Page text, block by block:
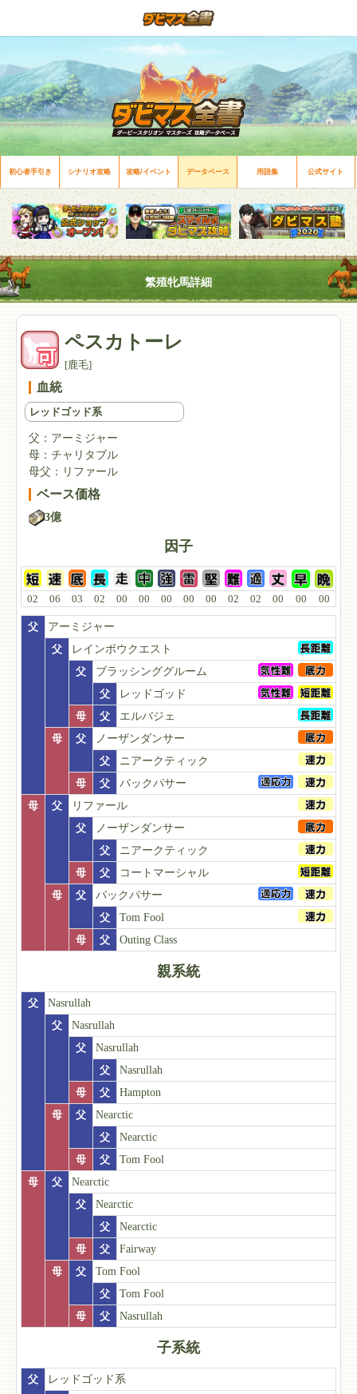
初心者手引き シナリオ攻略 攻略/イベント データベース 用語集 公式サイト
繁殖牝馬詳細
ペスカトーレ
[鹿毛]
血統
レッドゴッド系
父： アーミジャー
母： チャリタブル
母父： リファール
ベース価格
3億
因子
02 06 03 02 00 00 00 00 00 02 02 00 00 00
父
アーミジャー
父
レインボウクエスト
父
ブラッシンググルーム
父
レッドゴッド
母
父
エルバジェ
母
父
ノーザンダンサー
父
ニアークティック
母
父
バックパサー
母
父
リファール
父
ノーザンダンサー
父
ニアークティック
母
父
コートマーシャル
母
父
バックパサー
父
Tom Fool
母
父 Outing Class
親系統
父
Nasrullah
父
Nasrullah
父
Nasrullah
父
Nasrullah
母
父
Hampton
母
父
Nearctic
父
Nearctic
母
父
Tom Fool
母
父
Nearctic
父
Nearctic
父
Nearctic
母
父
Fairway
母
父
Tom Fool
父
Tom Fool
母
父 Nasrullah
子系統
父
レッドゴッド系